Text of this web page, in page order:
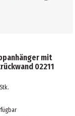
mit
02211
Stk.